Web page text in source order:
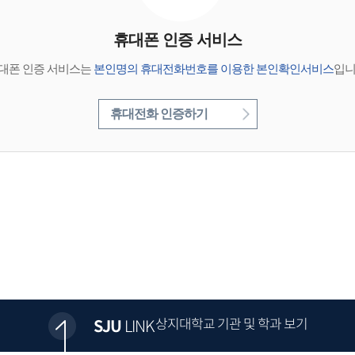
휴대폰 인증 서비스
폰 인증 서비스는 본인명의 휴대전화번호를 이용한 본인확인서비스입
휴대전화 인증하기
SJU LINK상지대학교 기관 및 학과 보기